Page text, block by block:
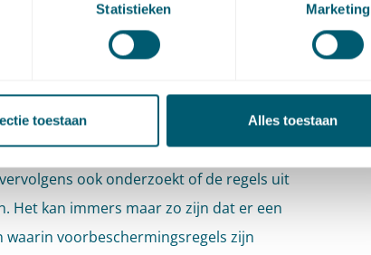
Statistieken Marketing
toestaan Alles toestaan
naar de inwerkingtreding van
kunnen op deze manier
dat van een burger – voor de vraag of
– wordt verwacht dat hij niet alleen het
ook onderzoekt of de regels uit
Het kan immers maar zo zijn dat er een
voorbeschermingsregels zijn